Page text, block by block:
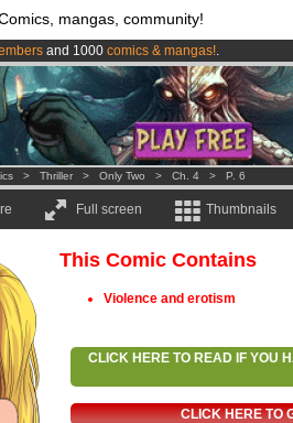
mangas, community!
and 1000 comics & mangas!.
is now LIVE!.
from3.95 euros per month !Get membership
> Thriller > Only Two > Ch. 4 > P. 6
Full screen Thumbnails
This Comic Contains
Violence and erotism
CLICK HERE TO READ IF YOU
CLICK HERE TO